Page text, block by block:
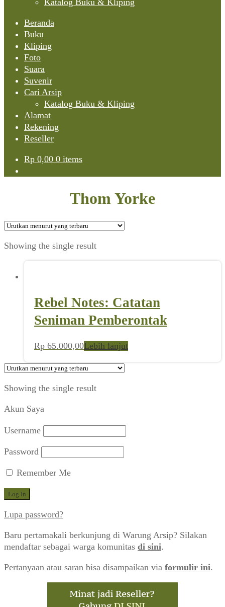
Katalog Buku & Kliping
Beranda
Buku
Kliping
Foto
Suara
Suvenir
Cari Arsip
Katalog Buku & Kliping
Alamat
Rekening
Reseller
Rp 0,00 0 items
Thom Yorke
Showing the single result
Rebel Notes: Catatan
Seniman Pemberontak
Rp 65.000,00Lebih lanjut
Showing the single result
Akun Saya
Username
Password
Remember Me
Lupa password?
Baru pertamakali berkunjung di Warung Arsip? Silakan
mendaftar sebagai warga komunitas di sini.
Pertanyaan atau saran bisa disampaikan via formulir ini.